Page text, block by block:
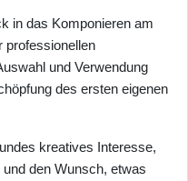
in das Komponieren am
professionellen
und Verwendung
des ersten eigenen
kreatives Interesse,
den Wunsch, etwas